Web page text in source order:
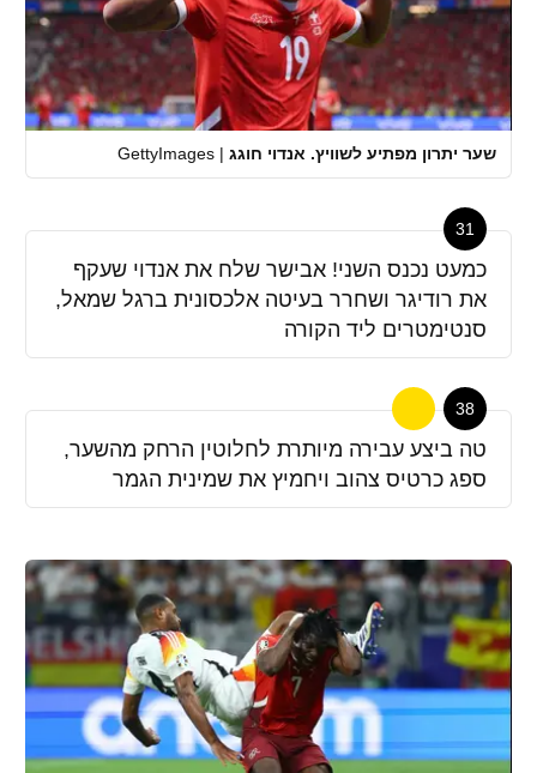
שער יתרון מפתיע לשוויץ. אנדוי חוגג |
GettyImages
31
כמעט נכנס השני! אבישר שלח את אנדוי שעקף
את רודיגר ושחרר בעיטה אלכסונית ברגל שמאל,
סנטימטרים ליד הקורה
38
טה ביצע עבירה מיותרת לחלוטין הרחק מהשער,
ספג כרטיס צהוב ויחמיץ את שמינית הגמר